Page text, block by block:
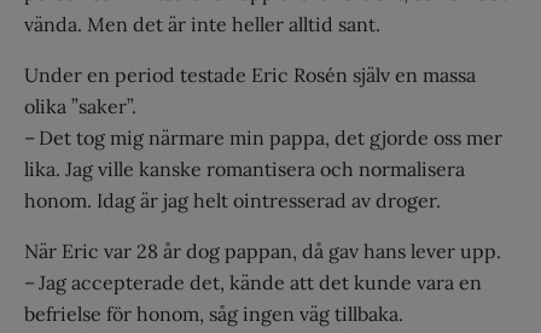
vända. Men det är inte heller alltid sant.
Under en period testade Eric Rosén själv en massa
olika ”saker”.
– Det tog mig närmare min pappa, det gjorde oss mer
lika. Jag ville kanske romantisera och normalisera
honom. Idag är jag helt ointresserad av droger.
När Eric var 28 år dog pappan, då gav hans lever upp.
– Jag accepterade det, kände att det kunde vara en
befrielse för honom, såg ingen väg tillbaka.